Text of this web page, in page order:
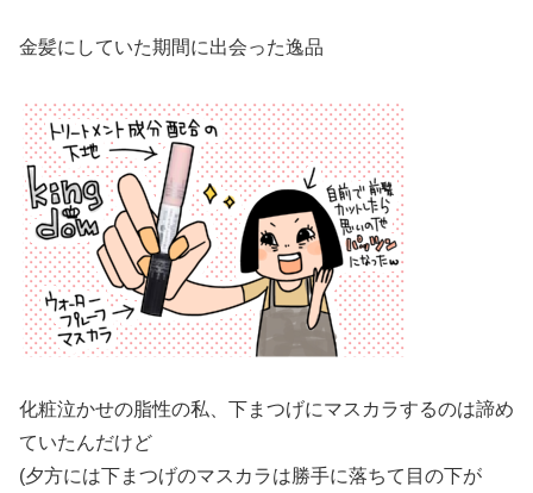
金髪にしていた期間に出会った逸品
化粧泣かせの脂性の私、下まつげにマスカラするのは諦め
ていたんだけど
(夕方には下まつげのマスカラは勝手に落ちて目の下が